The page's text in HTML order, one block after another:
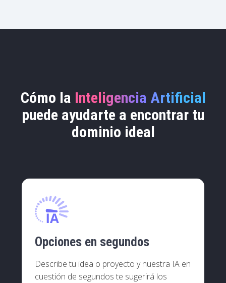
Cómo la Inteligencia Artificial
puede ayudarte a encontrar tu
dominio ideal
Opciones en segundos
Describe tu idea o proyecto y nuestra IA en
cuestión de segundos te sugerirá los